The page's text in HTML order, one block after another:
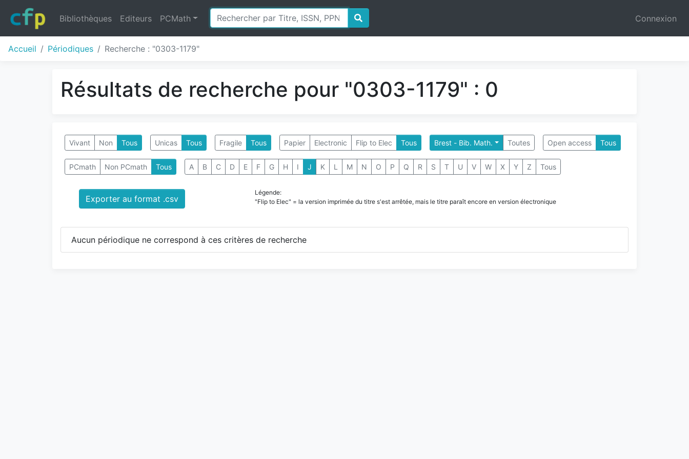
Bibliothèques Editeurs PCMath Connexion
Accueil Périodiques Recherche : "0303-1179"
Résultats de recherche pour "0303-1179" : 0
Vivant Non Tous Unicas Tous Fragile Tous Papier Electronic Flip to Elec Tous Brest - Bib. Math. Toutes Open access Tous
PCmath Non PCmath Tous A B C D E F G H I J K L M N O P Q R S T U V W X Y Z Tous
Exporter au format .csv
Légende:
"Flip to Elec" = la version imprimée du titre s'est arrêtée, mais le titre paraît encore en version électronique
Aucun périodique ne correspond à ces critères de recherche